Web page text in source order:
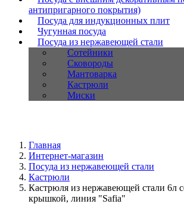
антипригарного покрытия)
Посуда для индукционных плит
Чугунная посуда
Посуда из нержавеющей стали
Сотейники
Сковороды
Мантоварка
Кастрюли
Миски
Главная
Интернет-магазин
Посуда из нержавеющей стали
Кастрюли
Кастрюля из нержавеющей стали 6л
крышкой, линия "Safia"